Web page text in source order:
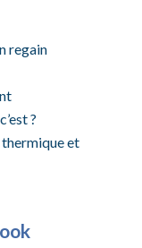
regain
?
et